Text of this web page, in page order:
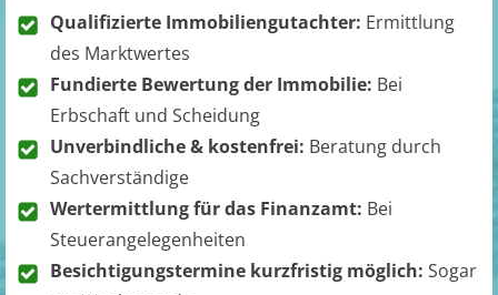
Qualifizierte Immobiliengutachter: Ermittlung
des Marktwertes
Fundierte Bewertung der Immobilie: Bei
Erbschaft und Scheidung
Unverbindliche & kostenfrei: Beratung durch
Sachverständige
Wertermittlung für das Finanzamt: Bei
Steuerangelegenheiten
Besichtigungstermine kurzfristig möglich: Sogar